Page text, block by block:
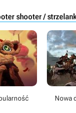
shooter /
Nowa